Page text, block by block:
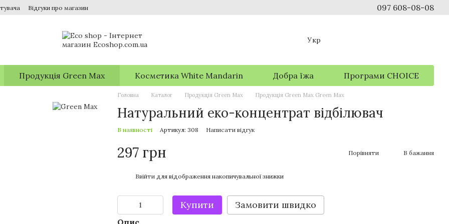
Відгуки про магазин 097 608-08-08
Укр
Продукція Green Max Косметика White Mandarin Добра їжа Програми CHOICE
Головна Каталог Продукція Green Max Продукція Green Max Green Max
Натуральний еко-концентрат відбілювач
В наявності Артикул: 308 Написати відгук
297 грн Порівняти В бажання
Ввійти для відображення накопичувальної знижки
Купити Замовити швидко
Опис